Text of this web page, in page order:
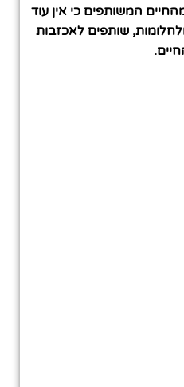
המשותפים כי אין עוד
שותפים לאכזבות